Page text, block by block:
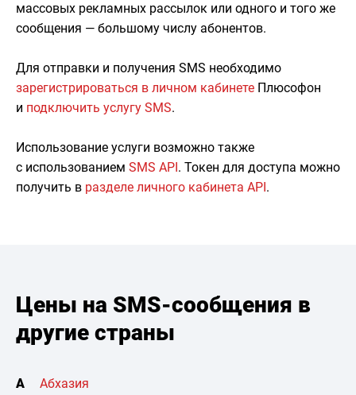
массовых рекламных рассылок или одного и того же
сообщения — большому числу абонентов.
Для отправки и получения SMS необходимо
зарегистрироваться в личном кабинете Плюсофон
и подключить услугу SMS.
Использование услуги возможно также
с использованием SMS API. Токен для доступа можно
получить в разделе личного кабинета API.
Цены на SMS-сообщения в
другие страны
А Абхазия